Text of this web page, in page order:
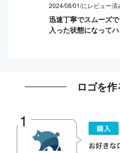
2024/08/01/にレビュー済
迅速丁寧でスムーズ
入った状態になってハ
ロゴを